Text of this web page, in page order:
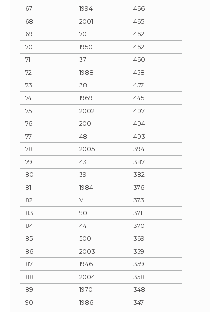
67
1994
466
68
2001
465
69
70
462
70
1950
462
71
37
460
72
1988
458
73
38
457
74
1969
445
75
2002
407
76
200
404
77
48
403
78
2005
394
79
43
387
80
39
382
81
1984
376
82
VI
373
83
90
371
84
44
370
85
500
369
86
2003
359
87
1946
359
88
2004
358
89
1970
348
90
1986
347